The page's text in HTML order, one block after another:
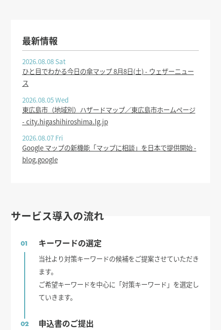
最新情報
2026.08.08 Sat
ひと目でわかる今日の傘マップ 8月8日(土) - ウェザーニュー
ス
2026.08.05 Wed
東広島市（地域別）ハザードマップ／東広島市ホームページ
- city.higashihiroshima.lg.jp
2026.08.07 Fri
Google マップの新機能「マップに相談」を日本で提供開始 -
blog.google
サービス導入の流れ
01 キーワードの選定
当社より対策キーワードの候補をご提案させていただき
ます。
ご希望キーワードを中心に「対策キーワード」を選定し
ていきます。
02 申込書のご提出